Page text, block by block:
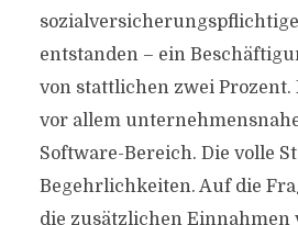
entstanden – ein
von stattlichen zwei Prozent.
vor allem
Software-Bereich. Die volle
Begehrlichkeiten. Auf die
die zusätzlichen Einnahmen